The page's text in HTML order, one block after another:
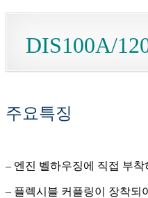
DIS100A/
주요특징
– 엔진 벨하우징에 직접 부
– 플렉시블 커플링이 장착되